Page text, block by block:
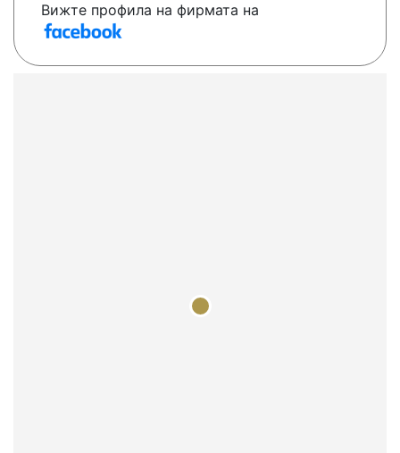
Вижте профила на фирмата на